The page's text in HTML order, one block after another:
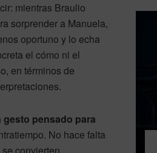
mientras Braulio
sorprender a Manuela,
oportuno y lo echa
el cómo ni el
en términos de
pensado para
No hace falta